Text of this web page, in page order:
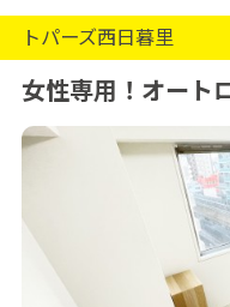
トパーズ西日暮里
女性専用！オート